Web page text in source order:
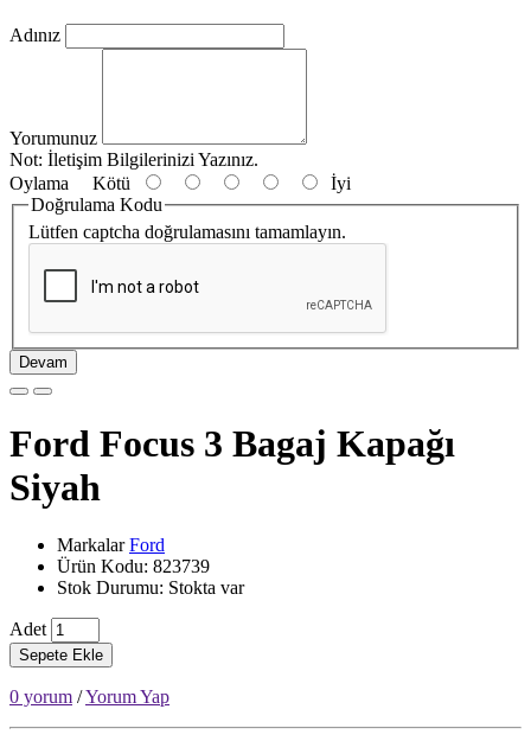
Adınız
Yorumunuz
Not: İletişim Bilgilerinizi Yazınız.
Oylama Kötü
İyi
Doğrulama Kodu
Lütfen captcha doğrulamasını tamamlayın.
Devam
Ford Focus 3 Bagaj Kapağı
Siyah
MarkalarFord
Ürün Kodu: 823739
Stok Durumu: Stokta var
Adet
Sepete Ekle
0 yorum /Yorum Yap